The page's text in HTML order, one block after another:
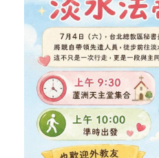
2025/01/22 (
2025/01/23 (
【一分鐘祈禱